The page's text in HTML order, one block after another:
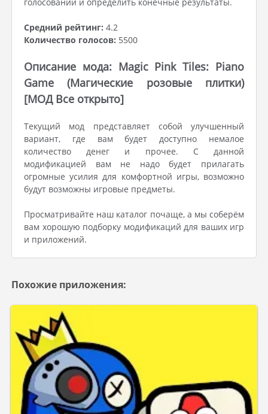
Средний рейтинг: 4.2
Количество голосов: 5500
Описание мода: Magic Pink Tiles: Piano
Game (Магические розовые плитки)
[МОД Все открыто]
Текущий мод представляет собой улучшенный
вариант, где вам будет доступно немалое
количество денег и прочее. С данной
модификацией вам не надо будет прилагать
огромные усилия для комфортной игры, возможно
будут возможны игровые предметы.
Просматривайте наш каталог почаще, а мы соберём
вам хорошую подборку модификаций для ваших игр
и приложений.
Похожие приложения: